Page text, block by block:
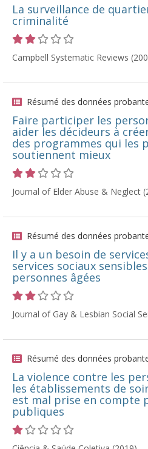
La surveillance de
criminalité
Campbell Systematic Reviews
Résumé des données
Faire participer les
aider les décideurs à
des programmes qui les
soutiennent mieux
Journal of Elder Abuse & Neglect
Résumé des données
Il y a un besoin de
services sociaux
personnes âgées
Journal of Gay & Lesbian Social
Résumé des données
La violence contre les
les établissements de
est mal prise en compte
publiques